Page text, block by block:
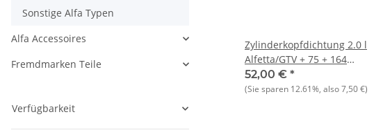
Zylinderkopfdichtung 2.0 l
Alfetta/GTV + 75 + 164
Herst.:AJUSA
52,00 € *
(Sie sparen 12.61%, also7,50 €)
Sonstige Alfa Typen
Alfa Accessoires
Fremdmarken Teile
Verfügbarkeit